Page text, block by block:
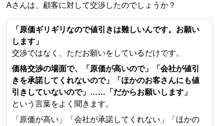
Aさんは、顧客に対して交渉したのでしょうか？
「原価ギリギリなので値引きは難しいんです。お願い
します」
交渉ではなく、ただお願いをしているだけです。
価格交渉の場面で、「原価が高いので」「会社が値引
きを承諾してくれないので」「ほかのお客さんにも値
引きしていないので」……「だからお願いします」
という言葉をよく聞きます。
「原価が高い」「会社が承諾してくれない」「ほかの